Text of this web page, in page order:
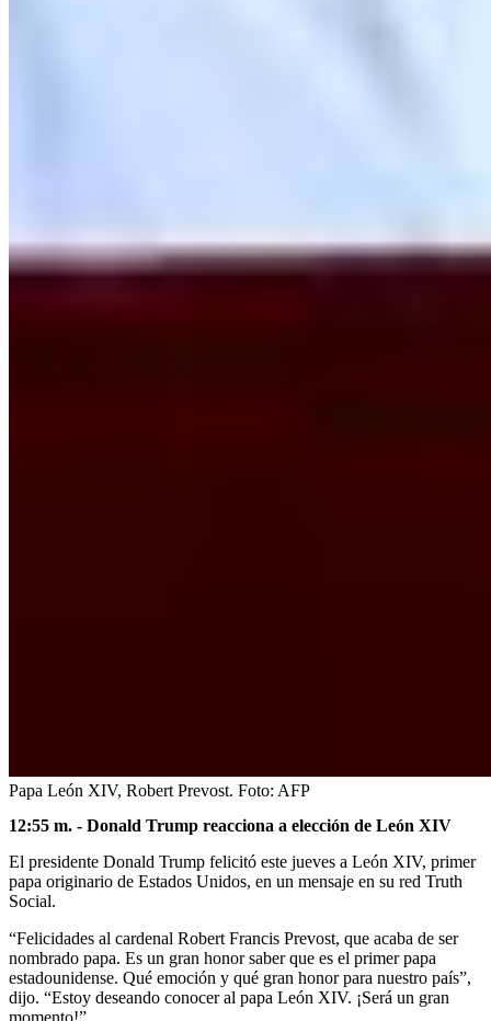
Papa León XIV, Robert Prevost. Foto: AFP
12:55 m. - Donald Trump reacciona a elección de León XIV
El presidente Donald Trump felicitó este jueves a León XIV, primer
papa originario de Estados Unidos, en un mensaje en su red Truth
Social.
“Felicidades al cardenal Robert Francis Prevost, que acaba de ser
nombrado papa. Es un gran honor saber que es el primer papa
estadounidense. Qué emoción y qué gran honor para nuestro país”,
dijo. “Estoy deseando conocer al papa León XIV. ¡Será un gran
momento!”.